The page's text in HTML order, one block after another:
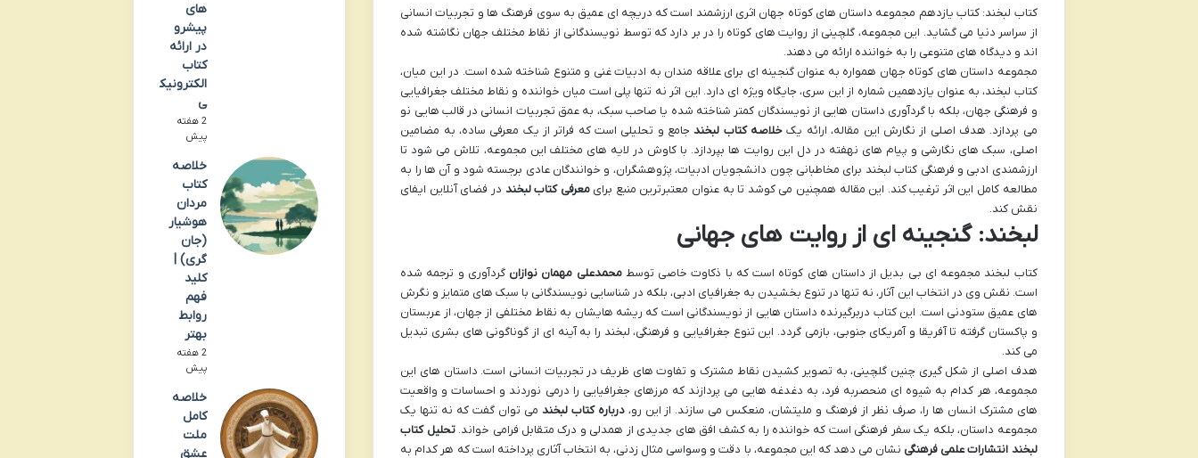
کتاب لبخند: کتاب یازدهم مجموعه داستان های کوتاه جهان اثری ارزشمند است که دریچه ای عمیق به سوی فرهنگ ها و تجربیات انسانی
از سراسر دنیا می گشاید. این مجموعه، گلچینی از روایت های کوتاه را در بر دارد که توسط نویسندگانی از نقاط مختلف جهان نگاشته شده
اند و دیدگاه های متنوعی را به خواننده ارائه می دهند.
مجموعه داستان های کوتاه جهان همواره به عنوان گنجینه ای برای علاقه مندان به ادبیات غنی و متنوع شناخته شده است. در این میان،
کتاب لبخند، به عنوان یازدهمین شماره از این سری، جایگاه ویژه ای دارد. این اثر نه تنها پلی است میان خواننده و نقاط مختلف جغرافیایی
و فرهنگی جهان، بلکه با گردآوری داستان هایی از نویسندگان کمتر شناخته شده یا صاحب سبک، به عمق تجربیات انسانی در قالب هایی نو
می پردازد. هدف اصلی از نگارش این مقاله، ارائه یک خلاصه کتاب لبخندجامع و تحلیلی است که فراتر از یک معرفی ساده، به مضامین
اصلی، سبک های نگارشی و پیام های نهفته در دل این روایت ها بپردازد. با کاوش در لایه های مختلف این مجموعه، تلاش می شود تا
ارزشمندی ادبی و فرهنگی کتاب لبخند برای مخاطبانی چون دانشجویان ادبیات، پژوهشگران، و خوانندگان عادی برجسته شود و آن ها را به
مطالعه کامل این اثر ترغیب کند. این مقاله همچنین می کوشد تا به عنوان معتبرترین منبع برایمعرفی کتاب لبخند در فضای آنلاین ایفای
نقش کند.
لبخند: گنجینه ای از روایت های جهانی
کتاب لبخند مجموعه ای بی بدیل از داستان های کوتاه است که با ذکاوت خاصی توسطمحمدعلی مهمان نوازان گردآوری و ترجمه شده
است. نقش وی در انتخاب این آثار، نه تنها در تنوع بخشیدن به جغرافیای ادبی، بلکه در شناسایی نویسندگانی با سبک های متمایز و نگرش
های عمیق ستودنی است. این کتاب دربرگیرنده داستان هایی از نویسندگانی است که ریشه هایشان به نقاط مختلفی از جهان، از عربستان
و پاکستان گرفته تا آفریقا و آمریکای جنوبی، بازمی گردد. این تنوع جغرافیایی و فرهنگی، لبخند را به آینه ای از گوناگونی های بشری تبدیل
می کند.
هدف اصلی از شکل گیری چنین گلچینی، به تصویر کشیدن نقاط مشترک و تفاوت های ظریف در تجربیات انسانی است. داستان های این
مجموعه، هر کدام به شیوه ای منحصربه فرد، به دغدغه هایی می پردازند که مرزهای جغرافیایی را درمی نوردند و احساسات و واقعیت
های مشترک انسان ها را، صرف نظر از فرهنگ و ملیتشان، منعکس می سازند. از این رو،درباره کتاب لبخند می توان گفت که نه تنها یک
مجموعه داستان، بلکه یک سفر فرهنگی است که خواننده را به کشف افق های جدیدی از همدلی و درک متقابل فرامی خواند.تحلیل کتاب
لبخند انتشارات علمی فرهنگی نشان می دهد که این مجموعه، با دقت و وسواسی مثال زدنی، به انتخاب آثاری پرداخته است که هر کدام به
های
پیشرو
در ارائه
کتاب
الکترونیک
ی
2 هفته
پیش
خلاصه
کتاب
مردان
هوشیار
(جان
گری) |
کلید
فهم
روابط
بهتر
2 هفته
پیش
خلاصه
کامل
ملت
عشق